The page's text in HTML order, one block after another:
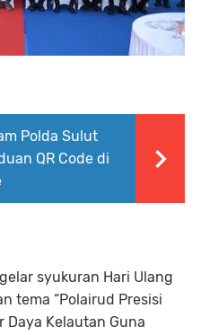
Polda Sulut
QR Code di
syukuran Hari Ulang
tema “Polairud Presisi
Daya Kelautan Guna